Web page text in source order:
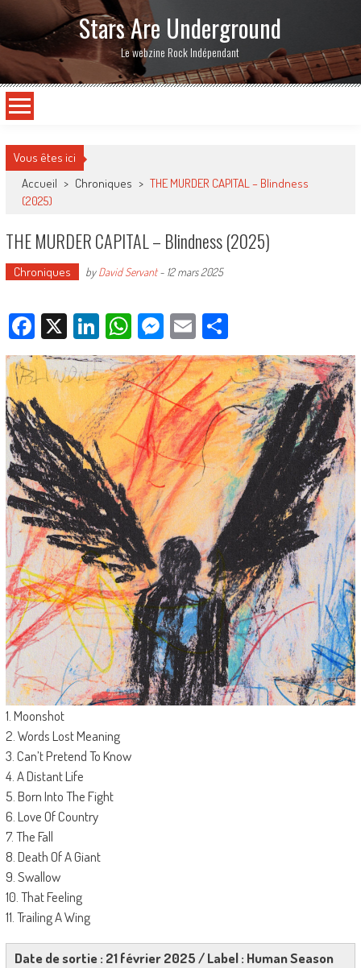
Stars Are Underground
Le webzine Rock Indépendant
Vous êtes ici
Accueil > Chroniques > THE MURDER CAPITAL – Blindness
(2025)
THE MURDER CAPITAL – Blindness (2025)
Chroniques byDavid Servant- 12 mars 2025
Facebook
X LinkedIn
WhatsApp
Messenger
EmailPartager
1. Moonshot
2. Words Lost Meaning
3. Can’t Pretend To Know
4. A Distant Life
5. Born Into The Fight
6. Love Of Country
7. The Fall
8. Death Of A Giant
9. Swallow
10. That Feeling
11. Trailing A Wing
Date de sortie : 21 février 2025 / Label : Human Season